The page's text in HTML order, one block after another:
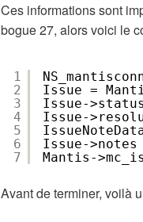
Ces informations sont
bogue 27, alors voici le
1
2
3
4
5
6
7
Issue =
Issue-
Issue-
Issue-
Mantis-
Avant de terminer, voilà